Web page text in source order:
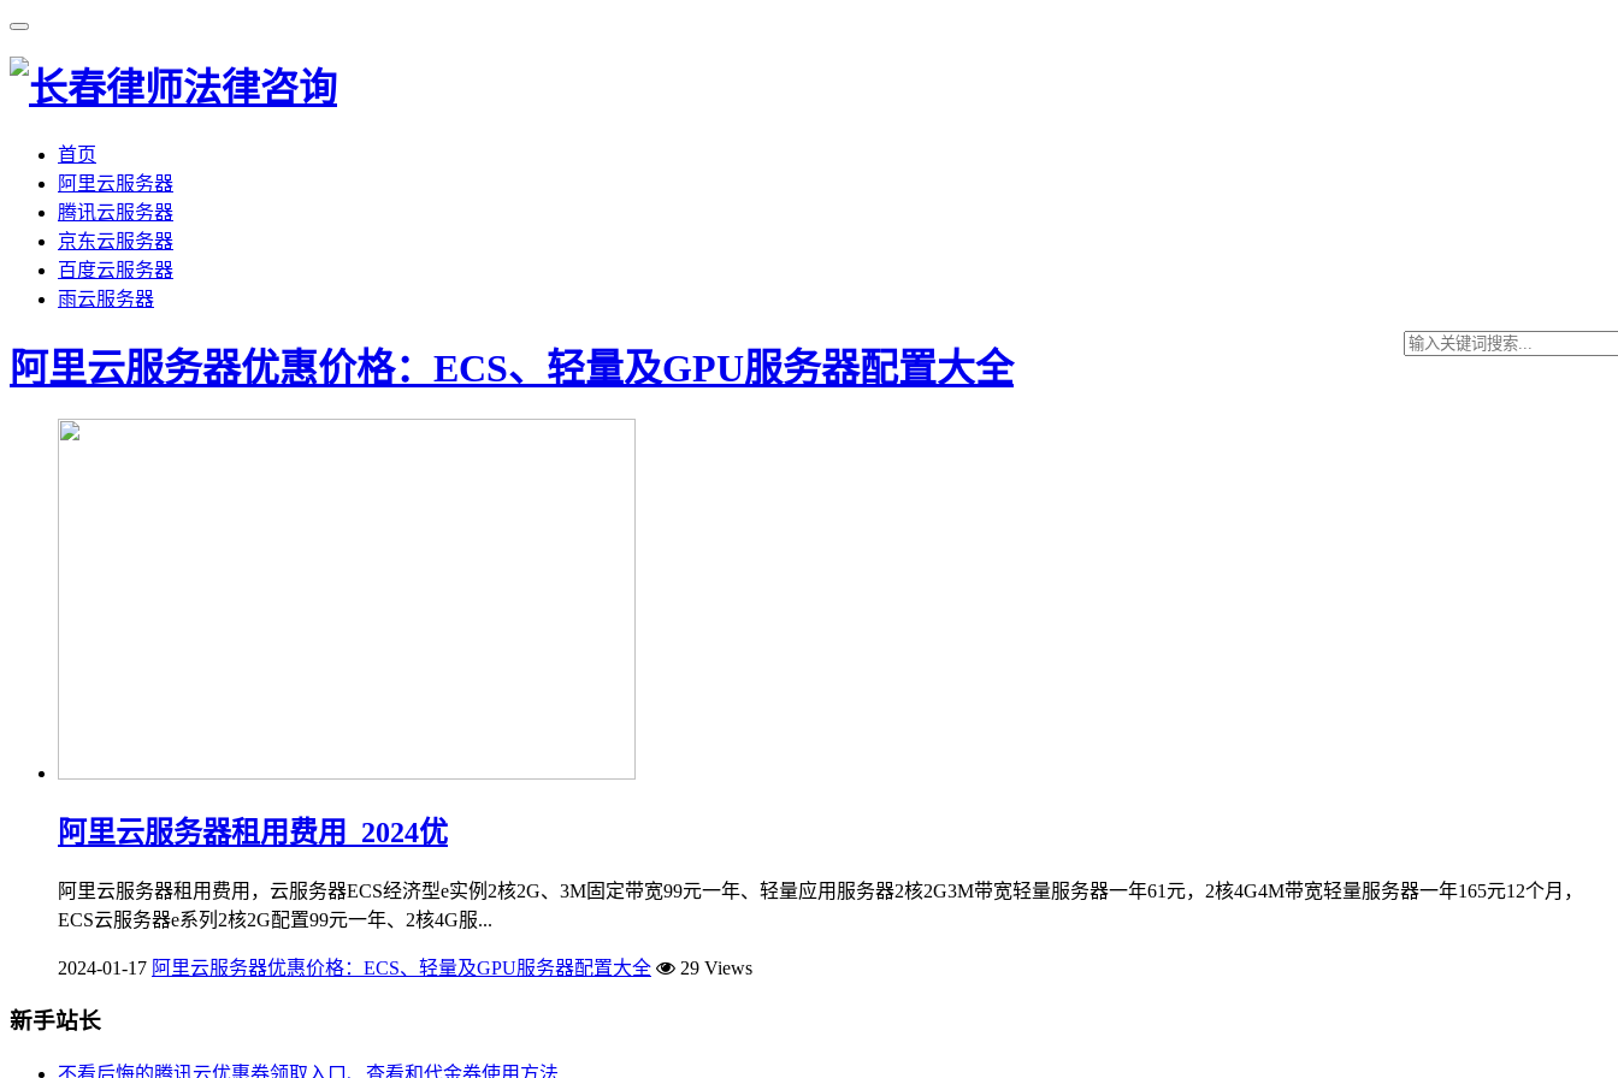
首页
阿里云服务器
腾讯云服务器
京东云服务器
百度云服务器
雨云服务器
阿里云服务器优惠价格：ECS、轻量及GPU服务器配置大全
阿里云服务器租用费用_2024优
阿里云服务器租用费用，云服务器ECS经济型e实例2核2G、3M固定带宽99元一年、轻量应用服务器2核2G3M带宽轻量服务器一年61元，2核4G4M带宽轻量服务器一年165元12个月，
ECS云服务器e系列2核2G配置99元一年、2核4G服...
2024-01-17 阿里云服务器优惠价格：ECS、轻量及GPU服务器配置大全 29 Views
新手站长
不看后悔的腾讯云优惠券领取入口、查看和代金券使用方法